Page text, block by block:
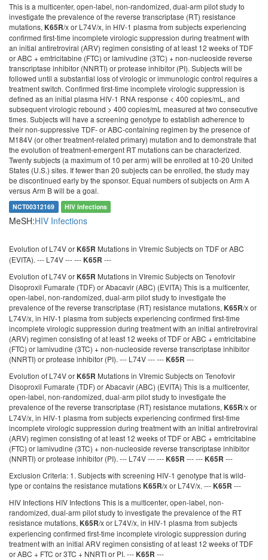
This is a multicenter, open-label, non-randomized, dual-arm pilot study to
investigate the prevalence of the reverse transcriptase (RT) resistance
mutations, K65R/x or L74V/x, in HIV-1 plasma from subjects experiencing
confirmed first-time incomplete virologic suppression during treatment with
an initial antiretroviral (ARV) regimen consisting of at least 12 weeks of TDF
or ABC + emtricitabine (FTC) or lamivudine (3TC) + non-nucleoside reverse
transcriptase inhibitor (NNRTI) or protease inhibitor (PI). Subjects will be
followed until a substantial loss of virologic or immunologic control requires a
treatment switch. Confirmed first-time incomplete virologic suppression is
defined as an initial plasma HIV-1 RNA response < 400 copies/mL, and
subsequent virologic rebound > 400 copies/mL measured at two consecutive
times. Subjects will have a screening genotype to establish adherence to
their non-suppressive TDF- or ABC-containing regimen by the presence of
M184V (or other treatment-related primary) mutation and to demonstrate that
the evolution of treatment-emergent RT mutations can be characterized.
Twenty subjects (a maximum of 10 per arm) will be enrolled at 10-20 United
States (U.S.) sites. If fewer than 20 subjects can be enrolled, the study may
be discontinued early by the sponsor. Equal numbers of subjects on Arm A
versus Arm B will be a goal.
NCT00312169 HIV Infections
MeSH:HIV Infections
Evolution of L74V orK65R Mutations in VIremic Subjects on TDF or ABC
(EVITA). --- L74V --- ---K65R ---
Evolution of L74V orK65R Mutations in VIremic Subjects on Tenofovir
Disoproxil Fumarate (TDF) or Abacavir (ABC) (EVITA) This is a multicenter,
open-label, non-randomized, dual-arm pilot study to investigate the
prevalence of the reverse transcriptase (RT) resistance mutations, K65R/x or
L74V/x, in HIV-1 plasma from subjects experiencing confirmed first-time
incomplete virologic suppression during treatment with an initial antiretroviral
(ARV) regimen consisting of at least 12 weeks of TDF or ABC + emtricitabine
(FTC) or lamivudine (3TC) + non-nucleoside reverse transcriptase inhibitor
(NNRTI) or protease inhibitor (PI). --- L74V --- ---K65R ---
Evolution of L74V orK65R Mutations in VIremic Subjects on Tenofovir
Disoproxil Fumarate (TDF) or Abacavir (ABC) (EVITA) This is a multicenter,
open-label, non-randomized, dual-arm pilot study to investigate the
prevalence of the reverse transcriptase (RT) resistance mutations, K65R/x or
L74V/x, in HIV-1 plasma from subjects experiencing confirmed first-time
incomplete virologic suppression during treatment with an initial antiretroviral
(ARV) regimen consisting of at least 12 weeks of TDF or ABC + emtricitabine
(FTC) or lamivudine (3TC) + non-nucleoside reverse transcriptase inhibitor
(NNRTI) or protease inhibitor (PI). --- L74V --- ---K65R --- ---K65R ---
Exclusion Criteria: 1. Subjects with screening HIV-1 genotype that is wild-
type or contains the resistance mutationsK65R/x or L74V/x. ---K65R ---
HIV Infections HIV Infections This is a multicenter, open-label, non-
randomized, dual-arm pilot study to investigate the prevalence of the RT
resistance mutations, K65R/x or L74V/x, in HIV-1 plasma from subjects
experiencing confirmed first-time incomplete virologic suppression during
treatment with an initial ARV regimen consisting of at least 12 weeks of TDF
or ABC + FTC or 3TC + NNRTI or PI. ---K65R ---